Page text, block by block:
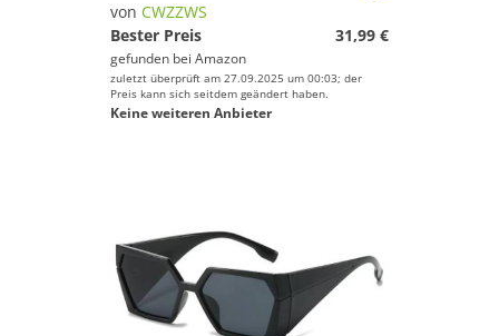
von CWZZWS
Bester Preis
31,99 €
gefunden bei Amazon
zuletzt überprüft am 27.09.2025 um 00:03; der
Preis kann sich seitdem geändert haben.
Keine weiteren Anbieter